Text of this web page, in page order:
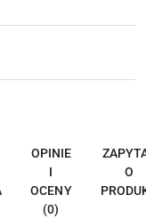
OPINIE
I
OCENY
(0)
O